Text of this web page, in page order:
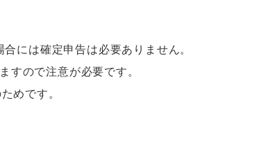
には確定申告は必要ありません。
すので注意が必要です。
めです。